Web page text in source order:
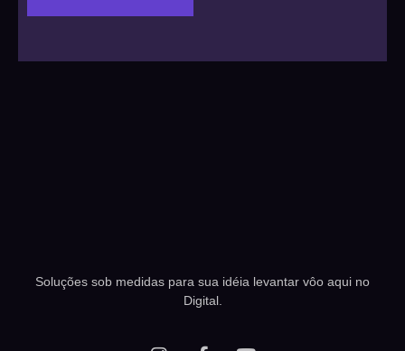
Soluções sob medidas para sua idéia levantar vôo aqui no
Digital.